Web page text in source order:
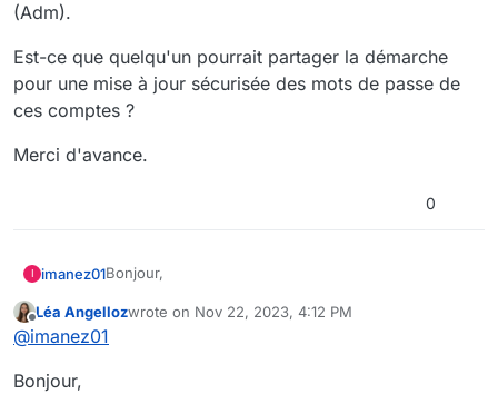
(Adm).
Est-ce que quelqu'un pourrait partager la démarche
pour une mise à jour sécurisée des mots de passe de
ces comptes ?
Merci d'avance.
0
I imanez01Bonjour,
Afin de renforcer la sécurité de notre plateforme
Offline
Léa Angellozwrote on Nov 22, 2023, 4:12 PM
last edited by
@imanez01
Bonjour,